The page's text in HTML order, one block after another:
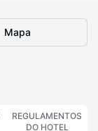
Mapa
REGULAMENTOS
DO HOTEL